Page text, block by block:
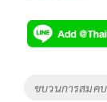
e
b
o
tt
er
Tags
ขบวนการสมค